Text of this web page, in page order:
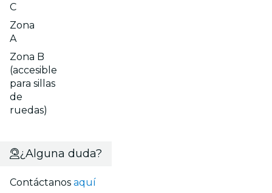
C
Zona
A
Zona B
(accesible
para sillas
de
ruedas)
¿Alguna duda?
Contáctanos aquí